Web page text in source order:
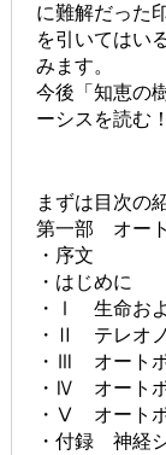
に難解だった
を引いてはい
みます。
今後「知恵の
ーシスを読む
まずは目次の
第一部 オー
・序文
・はじめに
・Ⅰ 生命お
・Ⅱ テレオ
・Ⅲ オート
・Ⅳ オート
・Ⅴ オート
・付録 神経